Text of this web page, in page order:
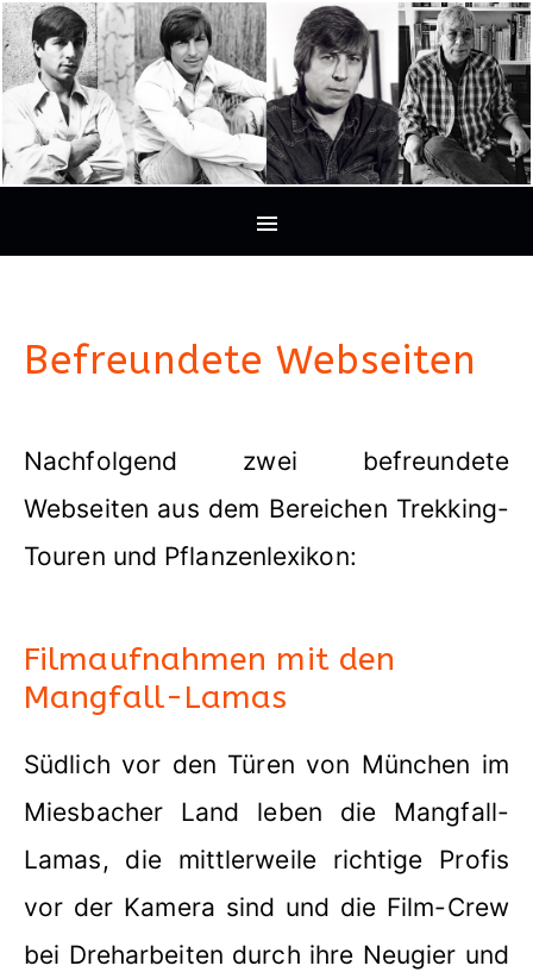
Befreundete Webseiten
Nachfolgend zwei befreundete
Webseiten aus dem Bereichen Trekking-
Touren und Pflanzenlexikon:
Filmaufnahmen mit den
Mangfall-Lamas
Südlich vor den Türen von München im
Miesbacher Land leben die Mangfall-
Lamas, die mittlerweile richtige Profis
vor der Kamera sind und die Film-Crew
bei Dreharbeiten durch ihre Neugier und